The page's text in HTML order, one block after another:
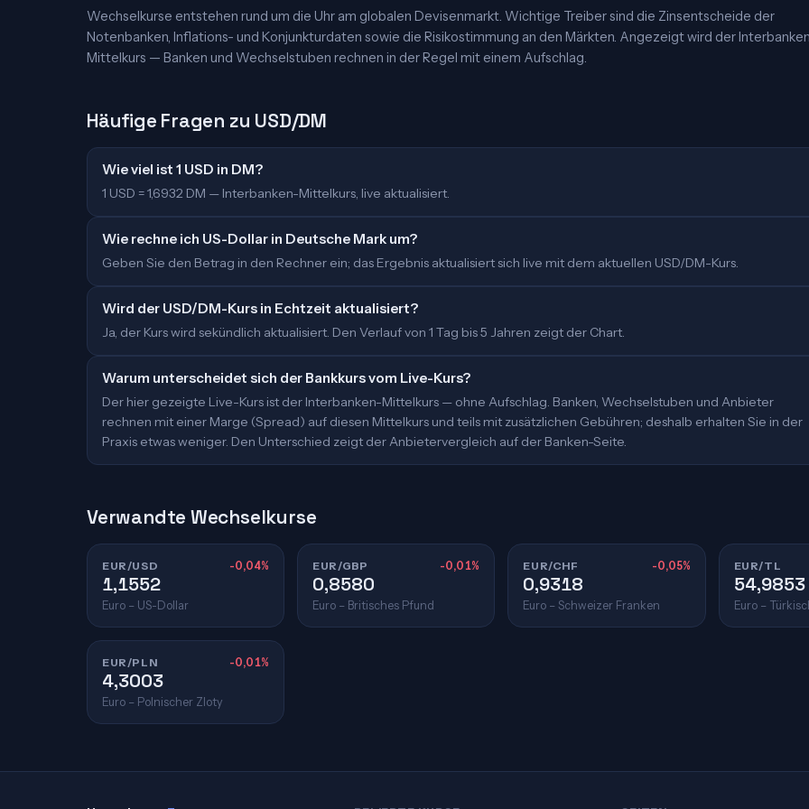
Wechselkurse entstehen rund um die Uhr am globalen Devisenmarkt. Wichtige Treiber sind die Zinsentscheide der
Notenbanken, Inflations- und Konjunkturdaten sowie die Risikostimmung an den Märkten. Angezeigt wird der
Mittelkurs — Banken und Wechselstuben rechnen in der Regel mit einem Aufschlag.
Häufige Fragen zu USD/DM
Wie viel ist 1 USD in DM?
1 USD = 1,6932 DM — Interbanken-Mittelkurs, live aktualisiert.
Wie rechne ich US-Dollar in Deutsche Mark um?
Geben Sie den Betrag in den Rechner ein; das Ergebnis aktualisiert sich live mit dem aktuellen USD/DM-Kurs.
Wird der USD/DM-Kurs in Echtzeit aktualisiert?
Ja, der Kurs wird sekündlich aktualisiert. Den Verlauf von 1 Tag bis 5 Jahren zeigt der Chart.
Warum unterscheidet sich der Bankkurs vom Live-Kurs?
Der hier gezeigte Live-Kurs ist der Interbanken-Mittelkurs — ohne Aufschlag. Banken, Wechselstuben und Anbieter
rechnen mit einer Marge (Spread) auf diesen Mittelkurs und teils mit zusätzlichen Gebühren; deshalb erhalten Sie in der
Praxis etwas weniger. Den Unterschied zeigt der Anbietervergleich auf der Banken-Seite.
Verwandte Wechselkurse
EUR/USD -0,04%
1,1552
Euro – US-Dollar
EUR/GBP -0,01%
0,8580
Euro – Britisches Pfund
EUR/CHF -0,05%
0,9318
Euro – Schweizer Franken
EUR/TL
54,9853
Euro –
EUR/PLN -0,01%
4,3003
Euro – Polnischer Zloty